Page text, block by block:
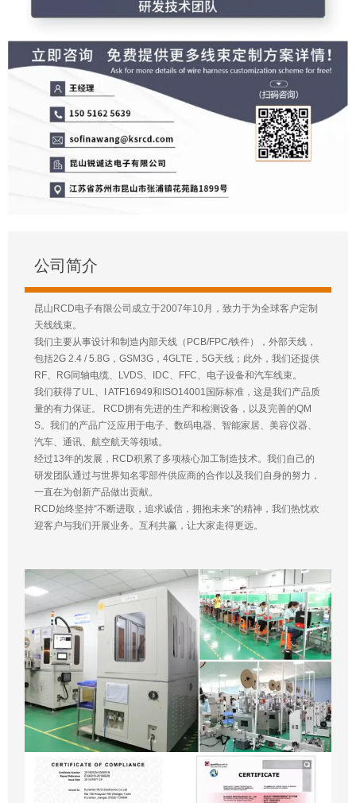
公司简介
昆山RCD电子有限公司成立于2007年10月，致力于为全球客户定制
天线线束。
我们主要从事设计和制造内部天线（PCB/FPC/铁件），外部天线，
包括2G 2.4 / 5.8G，GSM3G，4GLTE，5G天线；此外，我们还提供
RF、RG同轴电缆、LVDS、IDC、FFC、电子设备和汽车线束。
我们获得了UL、I ATF16949和ISO14001国际标准，这是我们产品质
量的有力保证。 RCD拥有先进的生产和检测设备，以及完善的QM
S。我们的产品广泛应用于电子、数码电器、智能家居、美容仪器、
汽车、通讯、航空航天等领域。
经过13年的发展，RCD积累了多项核心加工制造技术。我们自己的
研发团队通过与世界知名零部件供应商的合作以及我们自身的努力，
一直在为创新产品做出贡献。
RCD始终坚持“不断进取，追求诚信，拥抱未来”的精神，我们热忱欢
迎客户与我们开展业务。互利共赢，让大家走得更远。